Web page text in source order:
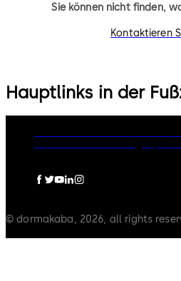
Sie können nicht finden,
Kontaktieren
Hauptlinks in der
© dormakaba, 2026, all rights